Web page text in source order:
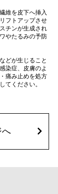
維を皮下へ挿入
フトアップさせ
チンが生成され
やたるみの予防
どが生じること
染症、皮膚のよ
痛み止めを処方
てください。
へ